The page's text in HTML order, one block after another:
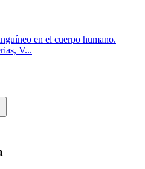
en el cuerpo humano.
V...